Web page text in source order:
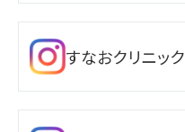
すなおクリニック